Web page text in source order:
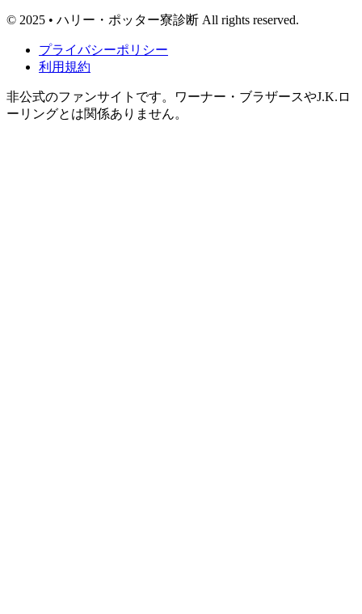
© 2025 • ハリー・ポッター寮診断 All rights reserved.
プライバシーポリシー
利用規約
非公式のファンサイトです。ワーナー・ブラザースやJ.K.ロ
ーリングとは関係ありません。